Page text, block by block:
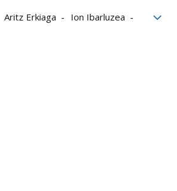
Aritz Erkiaga
Ion Ibarluzea